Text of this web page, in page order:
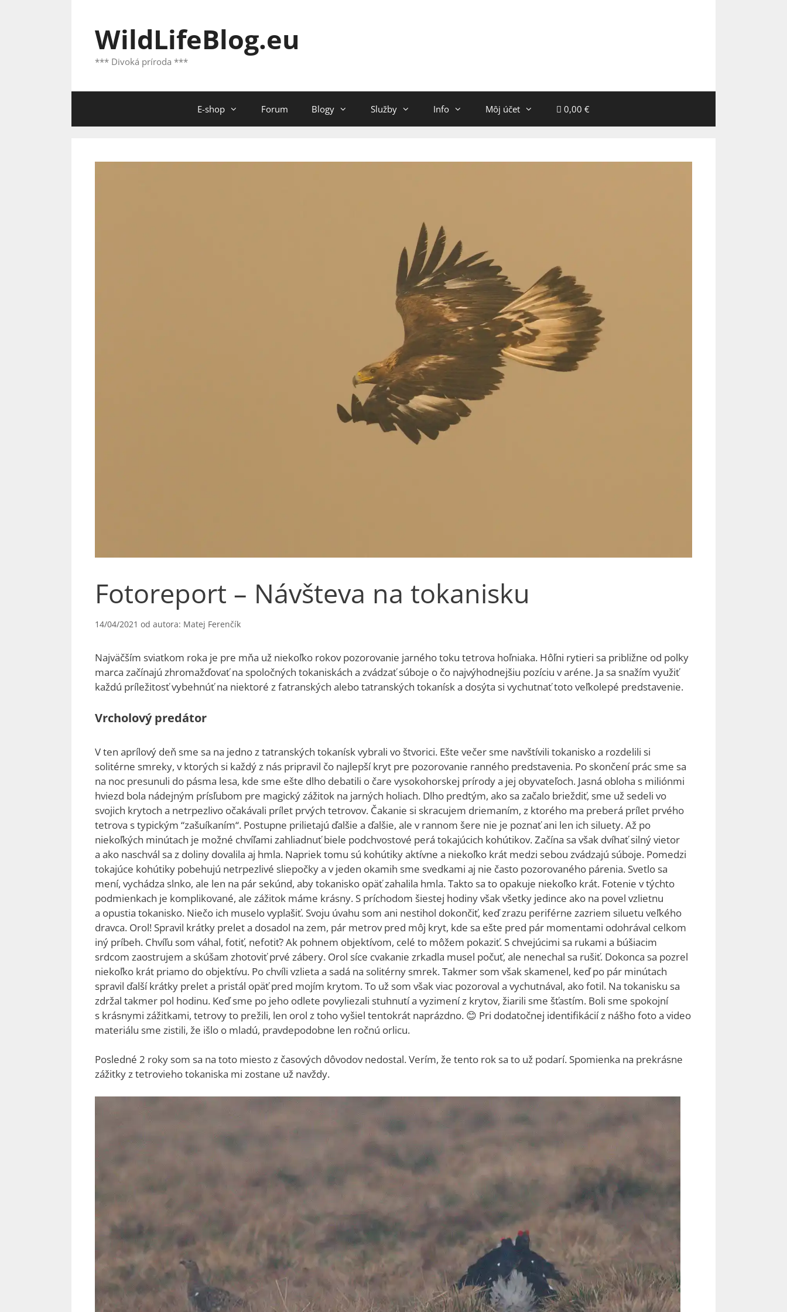
WildLifeBlog.eu
*** Divoká príroda ***
E-shop Forum Blogy Služby Info Môj účet 0,00 €
Fotoreport – Návšteva na tokanisku
14/04/2021 od autora: Matej Ferenčík
Najväčším sviatkom roka je pre mňa už niekoľko rokov pozorovanie jarného toku tetrova hoľniaka. Hôľni rytieri sa približne od polky
marca začínajú zhromažďovať na spoločných tokaniskách a zvádzať súboje o čo najvýhodnejšiu pozíciu v aréne. Ja sa snažím využiť
každú príležitosť vybehnúť na niektoré z fatranských alebo tatranských tokanísk a dosýta si vychutnať toto veľkolepé predstavenie.
Vrcholový predátor
V ten aprílový deň sme sa na jedno z tatranských tokanísk vybrali vo štvorici. Ešte večer sme navštívili tokanisko a rozdelili si
solitérne smreky, v ktorých si každý z nás pripravil čo najlepší kryt pre pozorovanie ranného predstavenia. Po skončení prác sme sa
na noc presunuli do pásma lesa, kde sme ešte dlho debatili o čare vysokohorskej prírody a jej obyvateľoch. Jasná obloha s miliónmi
hviezd bola nádejným prísľubom pre magický zážitok na jarných holiach. Dlho predtým, ako sa začalo brieždiť, sme už sedeli vo
svojich krytoch a netrpezlivo očakávali prílet prvých tetrovov. Čakanie si skracujem driemaním, z ktorého ma preberá prílet prvého
tetrova s typickým “zašuíkaním“. Postupne prilietajú ďalšie a ďalšie, ale v rannom šere nie je poznať ani len ich siluety. Až po
niekoľkých minútach je možné chvíľami zahliadnuť biele podchvostové perá tokajúcich kohútikov. Začína sa však dvíhať silný vietor
a ako naschvál sa z doliny dovalila aj hmla. Napriek tomu sú kohútiky aktívne a niekoľko krát medzi sebou zvádzajú súboje. Pomedzi
tokajúce kohútiky pobehujú netrpezlivé sliepočky a v jeden okamih sme svedkami aj nie často pozorovaného párenia. Svetlo sa
mení, vychádza slnko, ale len na pár sekúnd, aby tokanisko opäť zahalila hmla. Takto sa to opakuje niekoľko krát. Fotenie v týchto
podmienkach je komplikované, ale zážitok máme krásny. S príchodom šiestej hodiny však všetky jedince ako na povel vzlietnu
a opustia tokanisko. Niečo ich muselo vyplašiť. Svoju úvahu som ani nestihol dokončiť, keď zrazu periférne zazriem siluetu veľkého
dravca. Orol! Spravil krátky prelet a dosadol na zem, pár metrov pred môj kryt, kde sa ešte pred pár momentami odohrával celkom
iný príbeh. Chvíľu som váhal, fotiť, nefotiť? Ak pohnem objektívom, celé to môžem pokaziť. S chvejúcimi sa rukami a búšiacim
srdcom zaostrujem a skúšam zhotoviť prvé zábery. Orol síce cvakanie zrkadla musel počuť, ale nenechal sa rušiť. Dokonca sa pozrel
niekoľko krát priamo do objektívu. Po chvíli vzlieta a sadá na solitérny smrek. Takmer som však skamenel, keď po pár minútach
spravil ďalší krátky prelet a pristál opäť pred mojím krytom. To už som však viac pozoroval a vychutnával, ako fotil. Na tokanisku sa
zdržal takmer pol hodinu. Keď sme po jeho odlete povyliezali stuhnutí a vyzimení z krytov, žiarili sme šťastím. Boli sme spokojní
s krásnymi zážitkami, tetrovy to prežili, len orol z toho vyšiel tentokrát naprázdno. 😊 Pri dodatočnej identifikácií z nášho foto a video
materiálu sme zistili, že išlo o mladú, pravdepodobne len ročnú orlicu.
Posledné 2 roky som sa na toto miesto z časových dôvodov nedostal. Verím, že tento rok sa to už podarí. Spomienka na prekrásne
zážitky z tetrovieho tokaniska mi zostane už navždy.